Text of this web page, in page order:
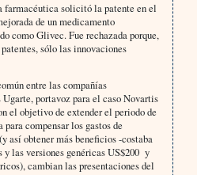
farmacéutica solicitó la patente en el
de un medicamento
como Glivec. Fue rechazada porque,
sólo las innovaciones
entre las compañías
portavoz para el caso Novartis
el objetivo de extender el periodo de
compensar los gastos de
así obtener más beneficios -costaba
las versiones genéricas US$200 y
cambian las presentaciones del